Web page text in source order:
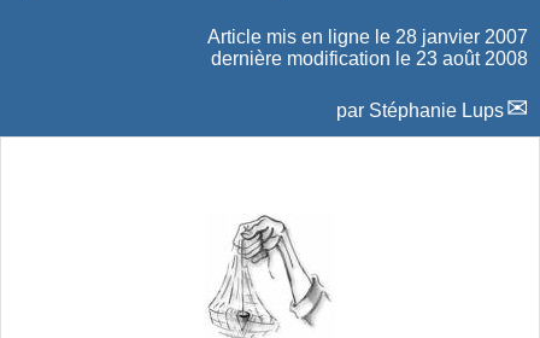
Article mis en ligne le 28 janvier 2007
dernière modification le 23 août 2008
par Stéphanie Lups